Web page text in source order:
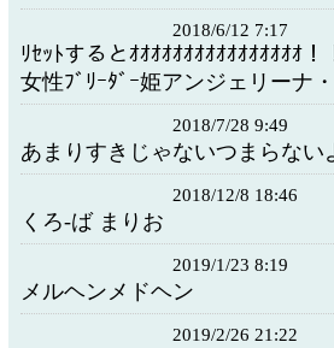
2018/6/12 7:17
ﾘｾｯﾄするとｵｵｵｵｵｵｵｵｵｵｵｵｵｵｵｵ！
女性ﾌﾞﾘｰﾀﾞｰ姫アンジェリーナ
2018/7/28 9:49
あまりすきじゃないつまらない
2018/12/8 18:46
くろ-ば まりお
2019/1/23 8:19
メルヘンメドヘン
2019/2/26 21:22